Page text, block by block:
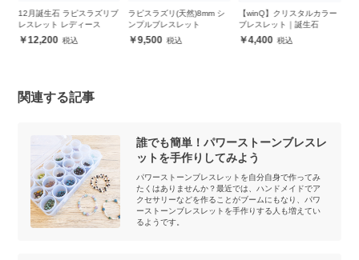
12月誕生石 ラピスラズリブ
レスレット レディース
12,200
ラピスラズリ(天然)8mm シ
ンプルブレスレット
9,500
【winQ】クリスタルカラー
ブレスレット｜誕生石
4,400
関連する記事
誰でも簡単！パワーストーンブレスレ
ットを手作りしてみよう
パワーストーンブレスレットを自分自身で作ってみ
たくはありませんか？最近では、ハンドメイドでア
クセサリーなどを作ることがブームにもなり、パワ
ーストーンブレスレットを手作りする人も増えてい
るようです。